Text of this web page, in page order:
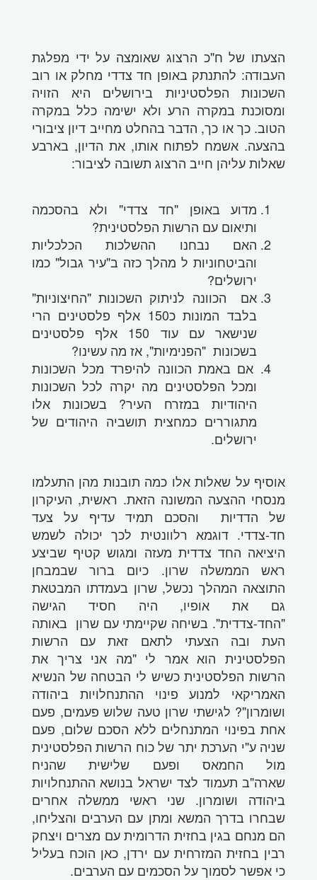
הצעתו של ח"כ הרצוג שאומצה על ידי מפלגת
העבודה: להתנתק באופן חד צדדי מחלק או רוב
השכונות הפלסטיניות בירושלים היא הזויה
ומסוכנת במקרה הרע ולא ישימה כלל במקרה
הטוב. כך או כך, הדבר בהחלט מחייב דיון ציבורי
בהצעה. אשמח לפתוח אותו, את הדיון, בארבע
שאלות עליהן חייב הרצוג תשובה לציבור:
מדוע באופן "חד צדדי" ולא בהסכמה
ותיאום עם הרשות הפלסטינית?
האם נבחנו ההשלכות הכלכליות
והביטחוניות ל מהלך כזה ב"עיר גבול" כמו
ירושלים?
אם הכוונה לניתוק השכונות "החיצוניות"
בלבד המונות כ150 אלף פלסטינים הרי
שנישאר עם עוד 150 אלף פלסטינים
בשכונות "הפנימיות", אז מה עשינו?
אם באמת הכוונה להיפרד מכל השכונות
ומכל הפלסטינים מה יקרה לכל השכונות
היהודיות במזרח העיר? בשכונות אלו
מתגוררים כמחצית תושביה היהודים של
ירושלים.
אוסיף על שאלות אלו כמה תובנות מהן התעלמו
מנסחי ההצעה המשונה הזאת. ראשית, העיקרון
של הדדיות והסכם תמיד עדיף על צעד
חד-צדדי. דוגמא רלוונטית לכך יכולה לשמש
היציאה החד צדדית מעזה ומגוש קטיף שביצע
ראש הממשלה שרון. כיום ברור שבמבחן
התוצאה המהלך נכשל, שרון בעמדתו המבטאת
גם את אופיו, היה חסיד הגישה
"החד-צדדית". בשיחה שקיימתי עם שרון באותה
העת ובה הצעתי לתאם זאת עם הרשות
הפלסטינית הוא אמר לי "מה אני צריך את
הרשות הפלסטינית כשיש לי הבטחה של הנשיא
האמריקאי למנוע פינוי ההתנחלויות ביהודה
ושומרון"? לגישתי שרון טעה שלוש פעמים, פעם
אחת בפינוי המתנחלים ללא הסכם שלום, פעם
שניה ע"י הערכת יתר של כוח הרשות הפלסטינית
מול החמאס ופעם שלישית שהניח
שארה"ב תעמוד לצד ישראל בנושא ההתנחלויות
ביהודה ושומרון. שני ראשי ממשלה אחרים
שבחרו בדרך המשא ומתן עם הערבים והצליחו,
הם מנחם בגין בחזית הדרומית עם מצרים ויצחק
רבין בחזית המזרחית עם ירדן, כאן הוכח בעליל
כי אפשר לסמוך על הסכמים עם הערבים.